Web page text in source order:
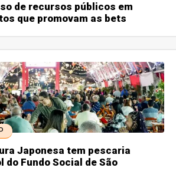
de recursos públicos em
que promovam as bets
Japonesa tem pescaria
do Fundo Social de São